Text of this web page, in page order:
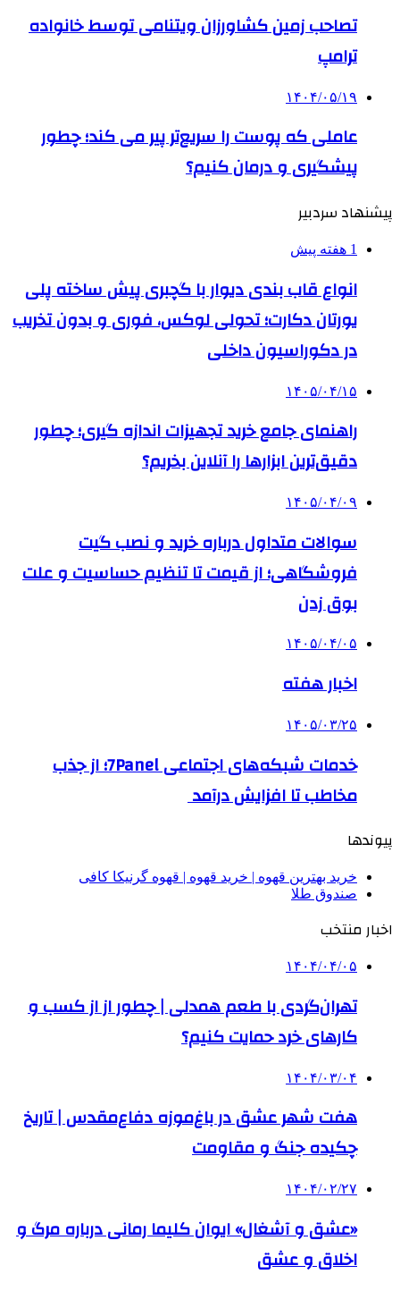
تصاحب زمین کشاورزان ویتنامی توسط خانواده
ترامپ
۱۴۰۴/۰۵/۱۹
عاملی که پوست را سریع‌تر پیر می کند؛ چطور
پیشگیری و درمان کنیم؟
پیشنهاد سردبیر
1 هفته پیش
انواع قاب بندی دیوار با گچبری پیش ساخته پلی
یورتان دکارت؛ تحولی لوکس، فوری و بدون تخریب
در دکوراسیون داخلی
۱۴۰۵/۰۴/۱۵
راهنمای جامع خرید تجهیزات اندازه گیری؛ چطور
دقیق‌ترین ابزارها را آنلاین بخریم؟
۱۴۰۵/۰۴/۰۹
سوالات متداول درباره خرید و نصب گیت
فروشگاهی؛ از قیمت تا تنظیم حساسیت و علت
بوق زدن
۱۴۰۵/۰۴/۰۵
اخبار هفته
۱۴۰۵/۰۳/۲۵
خدمات شبکه‌های اجتماعی 7Panel؛ از جذب
مخاطب تا افزایش درآمد
پیوندها
خرید بهترین قهوه | خرید قهوه | قهوه گرنیکا کافی
صندوق طلا
اخبار منتخب
۱۴۰۴/۰۴/۰۵
تهران‌گردی با طعم همدلی | چطور از از کسب و
کارهای خرد حمایت کنیم؟
۱۴۰۴/۰۳/۰۴
هفت شهر عشق در باغ‌موزه دفاع‌مقدس | تاریخ
چکیده جنگ و مقاومت
۱۴۰۴/۰۲/۲۷
«عشق و آشغال» ایوان کلیما رمانی درباره مرگ و
اخلاق و عشق